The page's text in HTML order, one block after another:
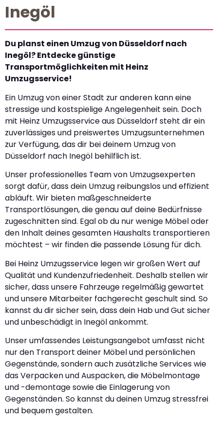
Inegöl
Du planst einen Umzug von Düsseldorf nach
Inegöl? Entdecke günstige
Transportmöglichkeiten mit Heinz
Umzugsservice!
Ein Umzug von einer Stadt zur anderen kann eine
stressige und kostspielige Angelegenheit sein. Doch
mit Heinz Umzugsservice aus Düsseldorf steht dir ein
zuverlässiges und preiswertes Umzugsunternehmen
zur Verfügung, das dir bei deinem Umzug von
Düsseldorf nach Inegöl behilflich ist.
Unser professionelles Team von Umzugsexperten
sorgt dafür, dass dein Umzug reibungslos und effizient
abläuft. Wir bieten maßgeschneiderte
Transportlösungen, die genau auf deine Bedürfnisse
zugeschnitten sind. Egal ob du nur wenige Möbel oder
den Inhalt deines gesamten Haushalts transportieren
möchtest – wir finden die passende Lösung für dich.
Bei Heinz Umzugsservice legen wir großen Wert auf
Qualität und Kundenzufriedenheit. Deshalb stellen wir
sicher, dass unsere Fahrzeuge regelmäßig gewartet
und unsere Mitarbeiter fachgerecht geschult sind. So
kannst du dir sicher sein, dass dein Hab und Gut sicher
und unbeschädigt in Inegöl ankommt.
Unser umfassendes Leistungsangebot umfasst nicht
nur den Transport deiner Möbel und persönlichen
Gegenstände, sondern auch zusätzliche Services wie
das Verpacken und Auspacken, die Möbelmontage
und -demontage sowie die Einlagerung von
Gegenständen. So kannst du deinen Umzug stressfrei
und bequem gestalten.